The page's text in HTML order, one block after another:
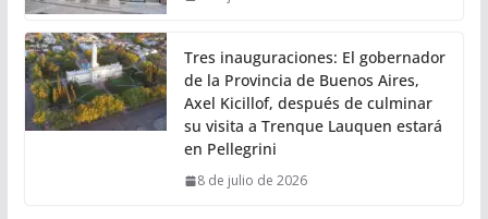
Tres inauguraciones: El gobernador
de la Provincia de Buenos Aires,
Axel Kicillof, después de culminar
su visita a Trenque Lauquen estará
en Pellegrini
8 de julio de 2026